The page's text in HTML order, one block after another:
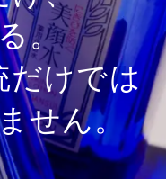
。
だけでは
せん。
く、
美しく。